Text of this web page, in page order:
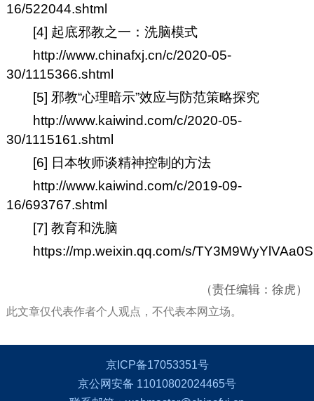
16/522044.shtml
[4] 起底邪教之一：洗脑模式
http://www.chinafxj.cn/c/2020-05-
30/1115366.shtml
[5] 邪教“心理暗示”效应与防范策略探究
http://www.kaiwind.com/c/2020-05-
30/1115161.shtml
[6] 日本牧师谈精神控制的方法
http://www.kaiwind.com/c/2019-09-
16/693767.shtml
[7] 教育和洗脑
https://mp.weixin.qq.com/s/
（责任编辑：徐虎）
此文章仅代表作者个人观点，不代表本网立场。
京ICP备17053351号
京公网安备 11010802024465号